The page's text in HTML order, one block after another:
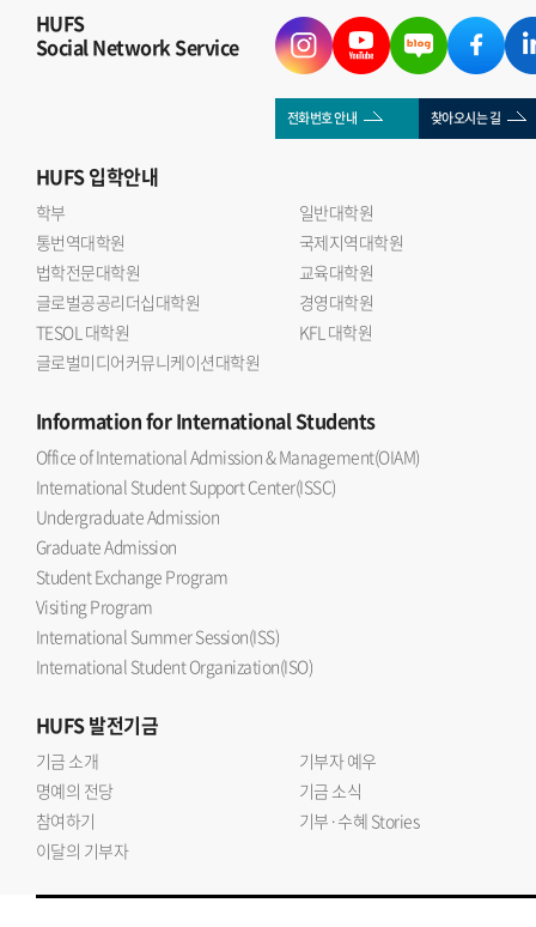
HUFS
Social Network Service
전화번호 안내 찾아오시는 길
HUFS입학안내
학부
일반대학원
통번역대학원
국제지역대학원
법학전문대학원
교육대학원
글로벌공공리더십대학원
경영대학원
TESOL 대학원
KFL 대학원
글로벌미디어커뮤니케이션대학원
Informationfor International Students
Office of International Admission & Management(OIAM)
International Student Support Center(ISSC)
Undergraduate Admission
Graduate Admission
Student Exchange Program
Visiting Program
International Summer Session(ISS)
International Student Organization(ISO)
HUFS발전기금
기금 소개
기부자 예우
명예의 전당
기금 소식
참여하기
기부·수혜 Stories
이달의 기부자